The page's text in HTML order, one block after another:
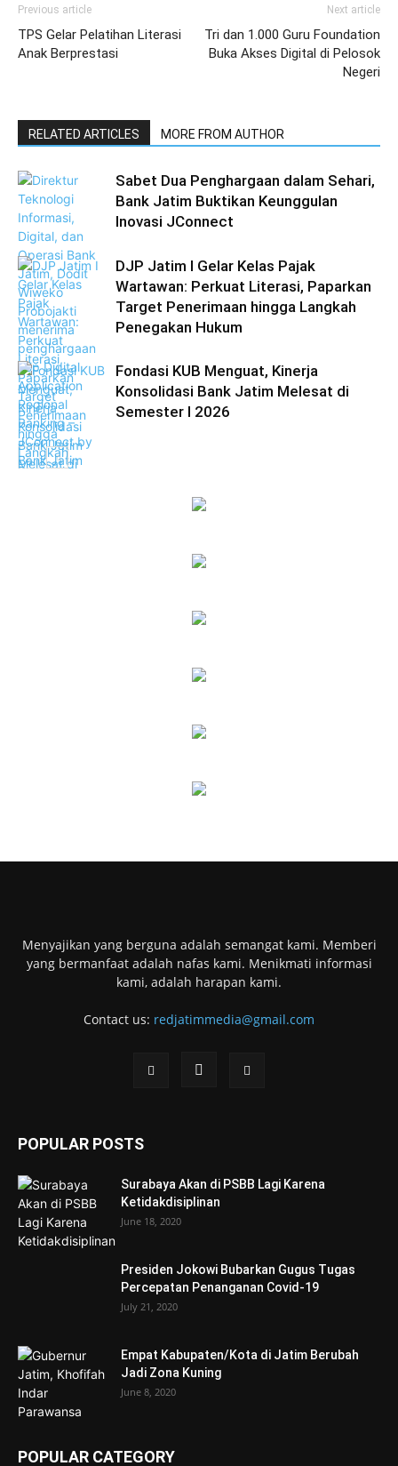
Previous article
TPS Gelar Pelatihan Literasi
Anak Berprestasi
Next article
Tri dan 1.000 Guru Foundation
Buka Akses Digital di Pelosok
Negeri
RELATED ARTICLES MORE FROM AUTHOR
Sabet Dua Penghargaan dalam Sehari,
Bank Jatim Buktikan Keunggulan
Inovasi JConnect
DJP Jatim I Gelar Kelas Pajak
Wartawan: Perkuat Literasi, Paparkan
Target Penerimaan hingga Langkah
Penegakan Hukum
Fondasi KUB Menguat, Kinerja
Konsolidasi Bank Jatim Melesat di
Semester I 2026
Menyajikan yang berguna adalah semangat kami. Memberi
yang bermanfaat adalah nafas kami. Menikmati informasi
kami, adalah harapan kami.
Contact us: redjatimmedia@gmail.com
POPULAR POSTS
Surabaya Akan di PSBB Lagi Karena
Ketidakdisiplinan
June 18, 2020
Presiden Jokowi Bubarkan Gugus Tugas
Percepatan Penanganan Covid-19
July 21, 2020
Empat Kabupaten/Kota di Jatim Berubah
Jadi Zona Kuning
June 8, 2020
POPULAR CATEGORY